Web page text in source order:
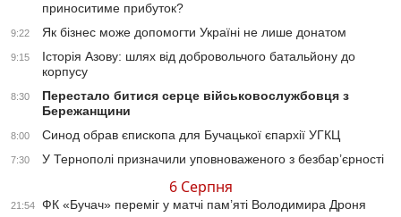
приноситиме прибуток?
9:22 Як бізнес може допомогти Україні не лише донатом
9:15
Історія Азову: шлях від добровольчого батальйону до
корпусу
8:30
Перестало битися серце військовослужбовця з
Бережанщини
8:00 Синод обрав єпископа для Бучацької єпархії УГКЦ
7:30 У Тернополі призначили уповноваженого з безбар’єрності
6 Серпня
21:54 ФК «Бучач» переміг у матчі пам’яті Володимира Дроня